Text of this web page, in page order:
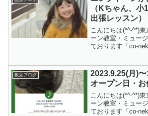
「おもしろすぎる
月のコンペに向け
た。まだスタ...
（Kちゃん、
出張レッスン）
こんにちは(*^-^*)
ーン教室・ミュー
ております「co-
す。昨年12月（
れて「こねこのて
楽仲間になってく
なアニメの曲が弾
教室ブログ
2023.9.25(月)
オープン日・お
こんにちは(*^-^*)
ーン教室・ミュー
ております「co-